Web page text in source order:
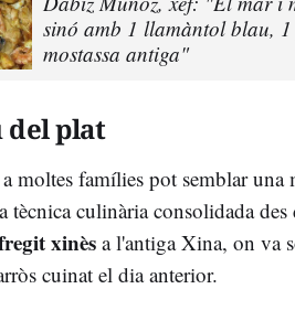
sinó amb 1 llamàntol blau,
mostassa antiga"
del plat
moltes famílies pot semblar una
tècnica culinària consolidada
xinès a l'antiga Xina, on va
cuinat el dia anterior.